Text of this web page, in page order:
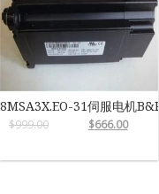
8MSA3X.EO-31伺服电机B&R
$999.00 $666.00